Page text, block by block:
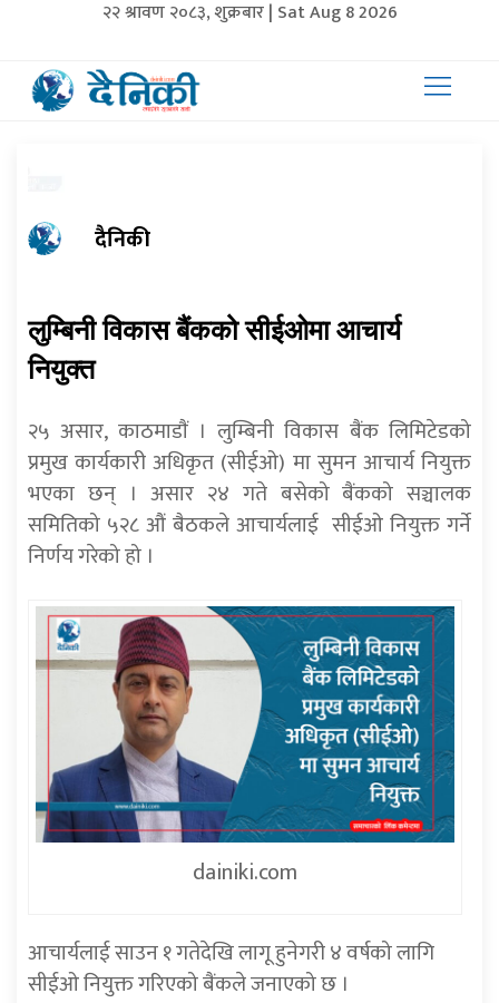
२२ श्रावण २०८३, शुक्रबार | Sat Aug 8 2026
दैनिकी
लुम्बिनी विकास बैंकको सीईओमा आचार्य
नियुक्त
२५ असार, काठमाडाैं । लुम्बिनी विकास बैंक लिमिटेडको
प्रमुख कार्यकारी अधिकृत (सीईओ) मा सुमन आचार्य नियुक्त
भएका छन् । असार २४ गते बसेको बैंकको सञ्चालक
समितिको ५२८ औं बैठकले आचार्यलाई सीईओ नियुक्त गर्ने
निर्णय गरेको हो ।
dainiki.com
आचार्यलाई साउन १ गतेदेखि लागू हुनेगरी ४ वर्षको लागि
सीईओ नियुक्त गरिएको बैंकले जनाएको छ ।